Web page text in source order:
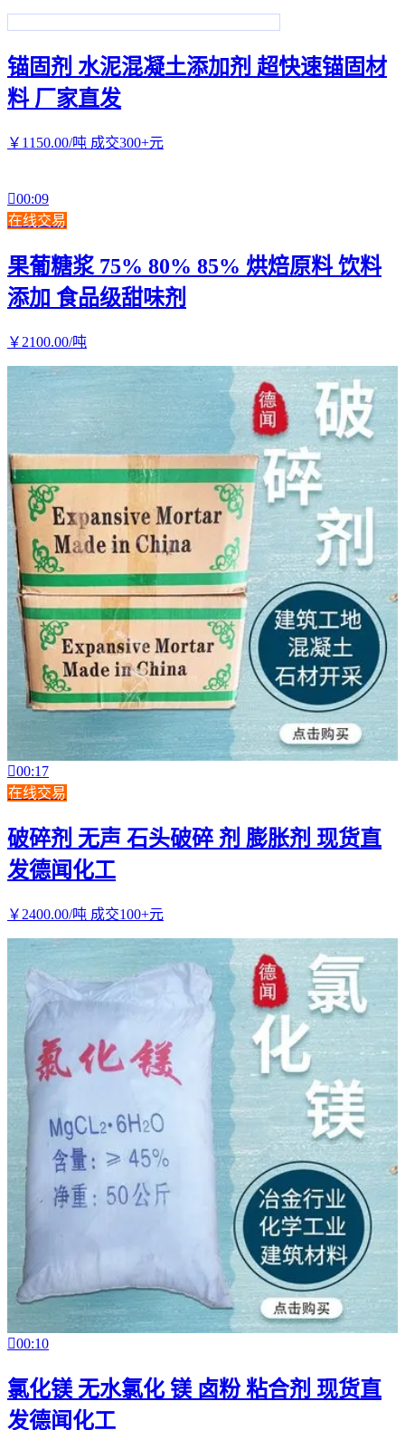
锚固剂 水泥混凝土添加剂 超快速锚固材
料 厂家直发
￥ 1150.00/吨 成交300+元
00:09
在线交易
果葡糖浆 75% 80% 85% 烘焙原料 饮料
添加 食品级甜味剂
￥ 2100.00/吨
00:17
在线交易
破碎剂 无声 石头破碎 剂 膨胀剂 现货直
发德闻化工
￥ 2400.00/吨 成交100+元
00:10
氯化镁 无水氯化 镁 卤粉 粘合剂 现货直
发德闻化工